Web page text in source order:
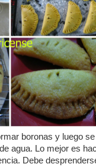
boronas y luego
agua. Lo mejor es
Debe